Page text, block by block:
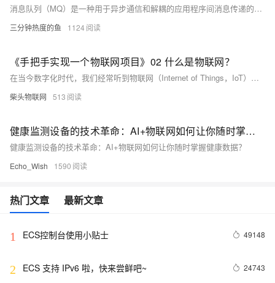
消息队列（MQ）是一种用于异步通信和解耦的应用程序间消息传递的服务，广泛应用于分布式系统中。针对不同的MQ产品，如阿里云的RocketMQ、RabbitMQ等，它们在实现上述场景时可能会有不同的特性和优势，比如RocketMQ强调高吞吐量、低延迟和高可用性，适合大规模分布式系统；而RabbitMQ则以其灵活的路由规则和丰富的协议支持受到青睐。下面是一些常见的消息队列MQ产品的使用场景合集，这些场景涵盖了多种行业和业务需求。
三分钟热度的鱼 1124
《手把手实现一个物联网项目》02 什么是物联网？
在当今数字化时代，我们经常听到物联网（Internet of Things，IoT）这个术语，但是什么是物联网呢？物联网是如何影响我们的日常生活和未来的发展呢？在本文中，我们将探索物联网的定义、架构以及一些常见的应用领域。
柴头物联网 513
健康监测设备的技术革命：AI+物联网如何让你随时掌握健康数据？
健康监测设备的技术革命：AI+物联网如何让你随时掌握健康数据？
Echo_Wish 1590
热门文章 最新文章
1 ECS控制台使用小贴士 49148
2 ECS 支持 IPv6 啦，快来尝鲜吧~ 24743